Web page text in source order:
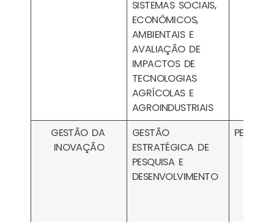
SISTEMAS SOCIAIS,
ECONÔMICOS,
AMBIENTAIS E
AVALIAÇÃO DE
IMPACTOS DE
TECNOLOGIAS
AGRÍCOLAS E
AGROINDUSTRIAIS
GESTÃO DA
INOVAÇÃO
GESTÃO
ESTRATÉGICA DE
PESQUISA E
DESENVOLVIMENTO